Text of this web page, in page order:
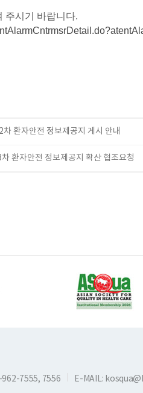
주시기 바랍니다.
환자안전 정보제공지 게시 안내
환자안전 정보제공지 확산 협조요청
7555, 7556
E-MAIL: